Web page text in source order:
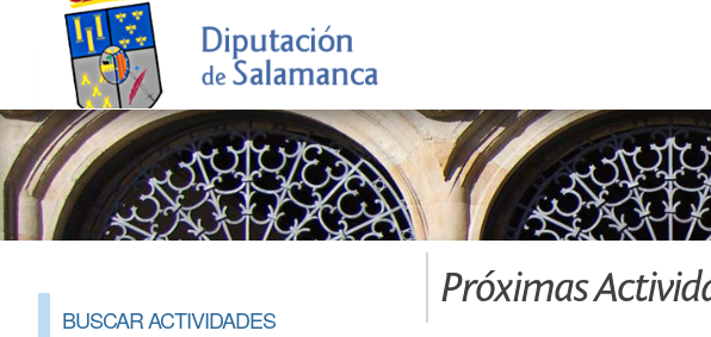
BUSCAR ACTIVIDADES
Próximas